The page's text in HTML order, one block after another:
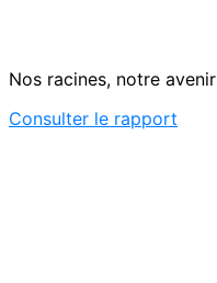
Nos racines, notre avenir
Consulter le rapport